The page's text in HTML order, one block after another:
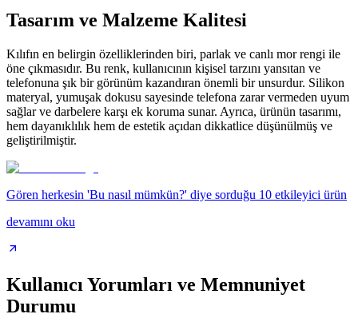
Tasarım ve Malzeme Kalitesi
Kılıfın en belirgin özelliklerinden biri, parlak ve canlı mor rengi ile
öne çıkmasıdır. Bu renk, kullanıcının kişisel tarzını yansıtan ve
telefonuna şık bir görünüm kazandıran önemli bir unsurdur. Silikon
materyal, yumuşak dokusu sayesinde telefona zarar vermeden uyum
sağlar ve darbelere karşı ek koruma sunar. Ayrıca, ürünün tasarımı,
hem dayanıklılık hem de estetik açıdan dikkatlice düşünülmüş ve
geliştirilmiştir.
Gören herkesin 'Bu nasıl mümkün?' diye sorduğu 10 etkileyici ürün
devamını oku
Kullanıcı Yorumları ve Memnuniyet
Durumu